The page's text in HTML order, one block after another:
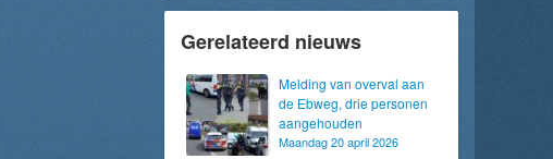
Gerelateerd nieuws
Melding van overval aan
de Ebweg, drie personen
aangehouden
Maandag 20 april 2026